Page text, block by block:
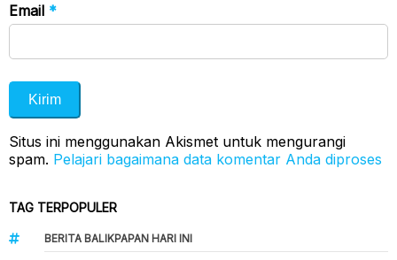
Email *
Situs ini menggunakan Akismet untuk mengurangi
spam. Pelajari bagaimana data komentar Anda diproses
TAG TERPOPULER
BERITA BALIKPAPAN HARI INI